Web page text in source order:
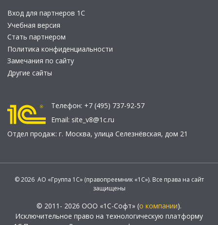
Вход для партнеров 1С
Учебная версия
Стать партнером
Политика конфиденциальности
Замечания по сайту
Другие сайты
Телефон: +7 (495) 737-92-57
Email: site_v8@1c.ru
Отдел продаж: г. Москва, улица Селезнёвская, дом 21
© 2026 АО «Группа 1С» (правопреемник «1С»). Все права на сайт
защищены
© 2011- 2026 ООО «1С-Софт» (о компании).
Исключительное право на технологическую платформу